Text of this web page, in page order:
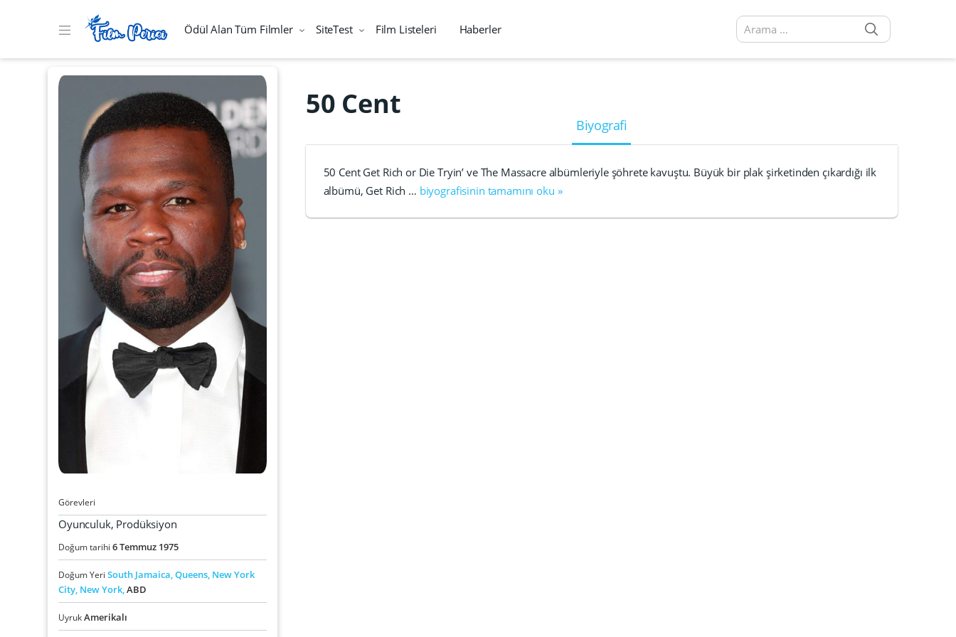
Ödül Alan Tüm Filmler SiteTest Film Listeleri Haberler
Arama sonuçları:
Görevleri
Oyunculuk, Prodüksiyon
Doğum tarihi 6Temmuz 1975
Doğum Yeri South Jamaica, Queens, New York
City, New York, ABD
UyrukAmerikalı
50 Cent
Biyografi
50 Cent Get Rich or Die Tryin’ ve The Massacre albümleriyle şöhrete kavuştu. Büyük bir plak şirketinden çıkardığı ilk
albümü, Get Rich … biyografisinin tamamını oku »